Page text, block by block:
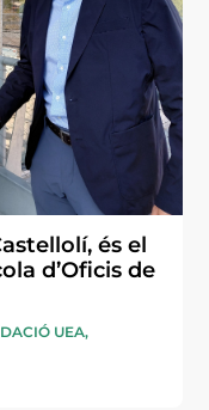
és el
d’Oficis de
UEA,